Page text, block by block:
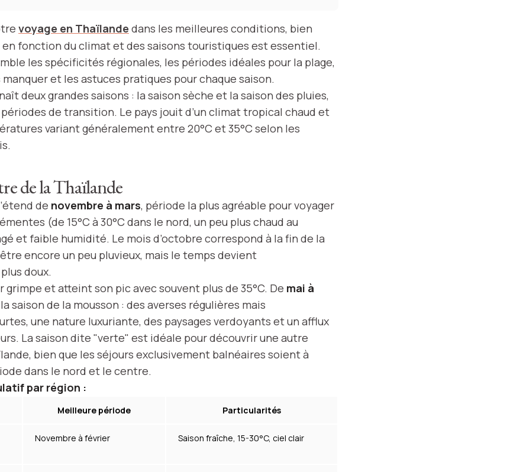
voyage en Thaïlande dans les meilleures conditions, bien
fonction du climat et des saisons touristiques est essentiel.
les spécificités régionales, les périodes idéales pour la plage,
et les astuces pratiques pour chaque saison.
deux grandes saisons : la saison sèche et la saison des pluies,
de transition. Le pays jouit d’un climat tropical chaud et
variant généralement entre 20°C et 35°C selon les
de la Thaïlande
de novembre à mars, période la plus agréable pour voyager
(de 15°C à 30°C dans le nord, un peu plus chaud au
et faible humidité. Le mois d’octobre correspond à la fin de la
encore un peu pluvieux, mais le temps devient
doux.
grimpe et atteint son pic avec souvent plus de 35°C. De mai à
la saison de la mousson : des averses régulières mais
une nature luxuriante, des paysages verdoyants et un afflux
La saison dite "verte" est idéale pour découvrir une autre
bien que les séjours exclusivement balnéaires soient à
dans le nord et le centre.
par région :
Meilleure période Particularités
Novembre à février Saison fraîche, 15-30°C, ciel clair